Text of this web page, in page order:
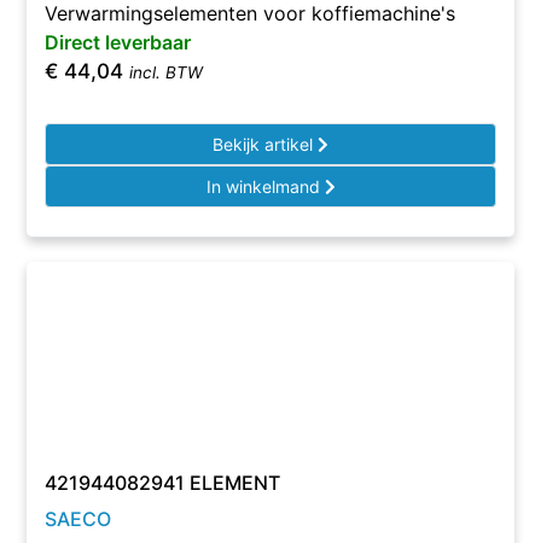
Verwarmingselementen voor koffiemachine's
Direct leverbaar
€ 44,04 incl. BTW
Bekijk artikel
In winkelmand
421944082941 ELEMENT
SAECO